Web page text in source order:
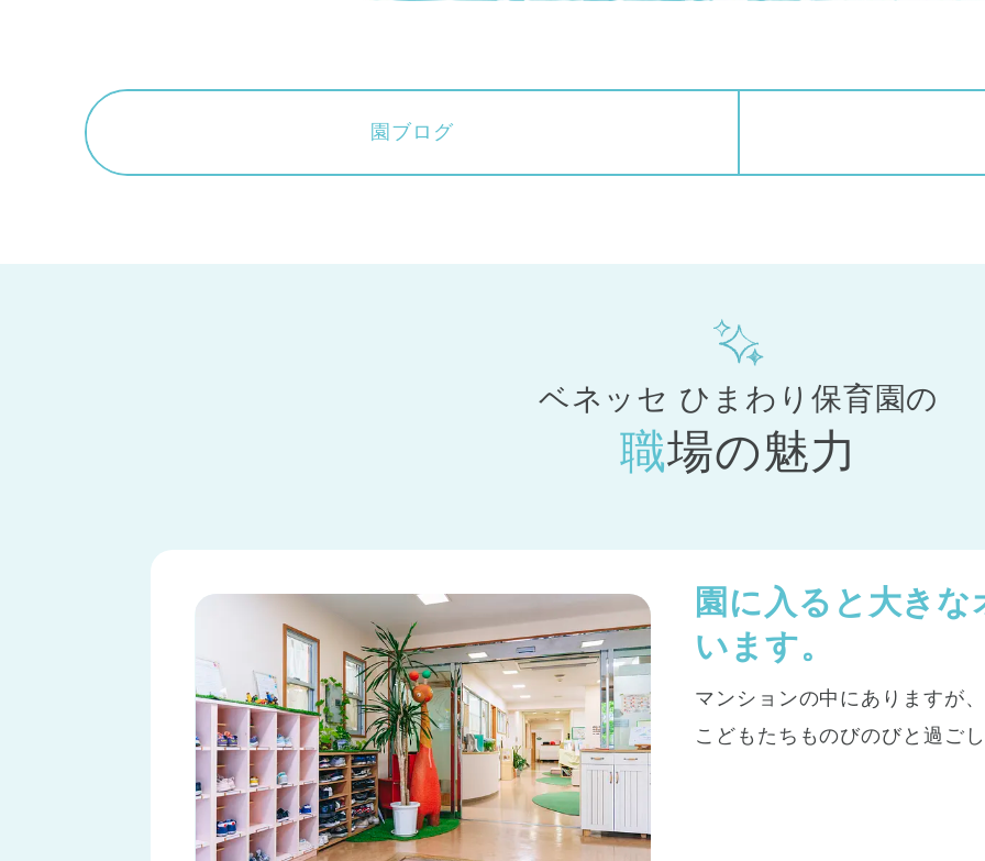
園ブログ
ベネッセ ひまわり保育園の
職場の魅力
園に入ると大き
います。
マンションの中にありますが
こどもたちものびのびと過ご